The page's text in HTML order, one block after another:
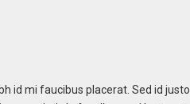
id mi faucibus placerat. Sed id justo